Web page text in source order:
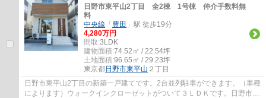
日野市東平山2丁目 全2棟 1号棟 仲介手数料無
料
中央線 「 豊田 」駅 徒歩19分
4,280万円
間取:3LDK
建物面積:74.52㎡ / 22.54坪
土地面積:96.65㎡ / 29.23坪
東京都日野市東平山 ２丁目
日野市東平山2丁目の新築一戸建てです。2台並列駐車ができます。（車種
によります）ウォークインクローゼットがついて３ＬＤＫです。日野市で